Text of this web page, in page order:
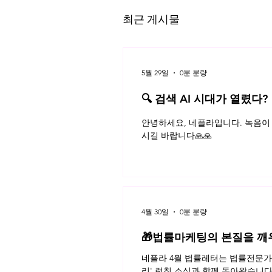
특허침해소송 균등침해 기술사상
핵심이 공지된 경우
최근 게시물
🔍 검색 AI 시대가 열렸다
플라 법률레터
안녕하세요, 네플라입니다. 녹음
시길 바랍니다🙏🙏
5월 29일 0분 분량
🎁법률마케팅의 본질을
네플라 4월 법률레터는 법률전문
4월 30일 0분 분량